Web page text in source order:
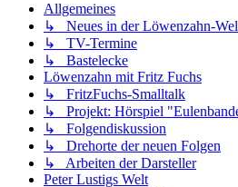
Allgemeines
↳ Neues in der Löwenzahn-
↳ TV-Termine
↳ Bastelecke
Löwenzahn mit Fritz Fuchs
↳ FritzFuchs-Smalltalk
↳ Projekt: Hörspiel
↳ Folgendiskussion
↳ Drehorte der neuen Folgen
↳ Arbeiten der Darsteller
Peter Lustigs Welt